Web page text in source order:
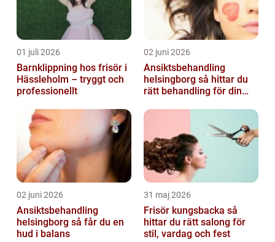
01 juli 2026
Barnklippning hos frisör i
Hässleholm – tryggt och
professionellt
02 juni 2026
Ansiktsbehandling
helsingborg så hittar du
rätt behandling för din
02 juni 2026
Ansiktsbehandling
helsingborg så får du en
hud i balans
31 maj 2026
Frisör kungsbacka så
hittar du rätt salong för
stil, vardag och fest